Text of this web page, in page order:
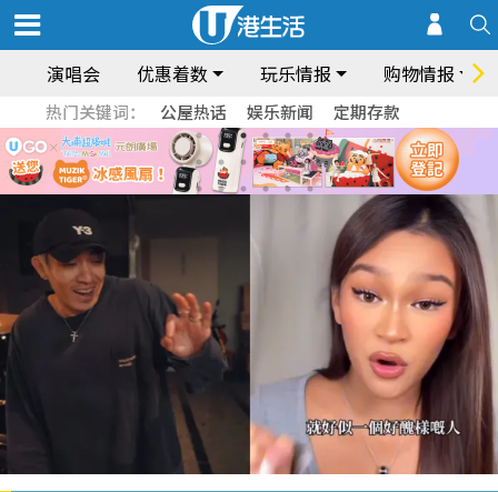
演唱会 优惠着数 玩乐情报 购物情报
热门关键词： 公屋热话 娱乐新闻 定期存款